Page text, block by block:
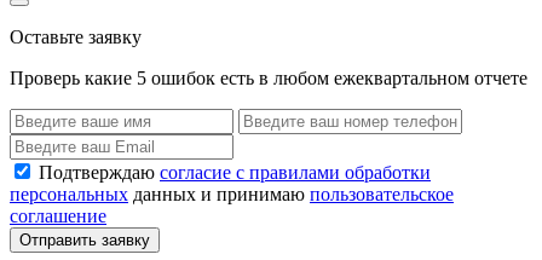
Оставьте заявку
Проверь какие 5 ошибок есть в любом ежеквартальном отчете
Подтверждаю согласие с правилами обработки
персональных данных и принимаю пользовательское
соглашение
Отправить заявку